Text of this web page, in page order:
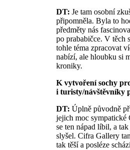
DT: Je tam osobní
připomněla. Byla to
předměty nás
po prababičce. V těch
tohle téma zpracovat
nabízí, ale hloubku si
kroniky.
K vytvoření sochy
i turisty/návštěvníky
DT: Úplně původně
jejich moc sympatické
se ten nápad líbil, a
slyšel. Cifra Gallery
tak těší a posléze